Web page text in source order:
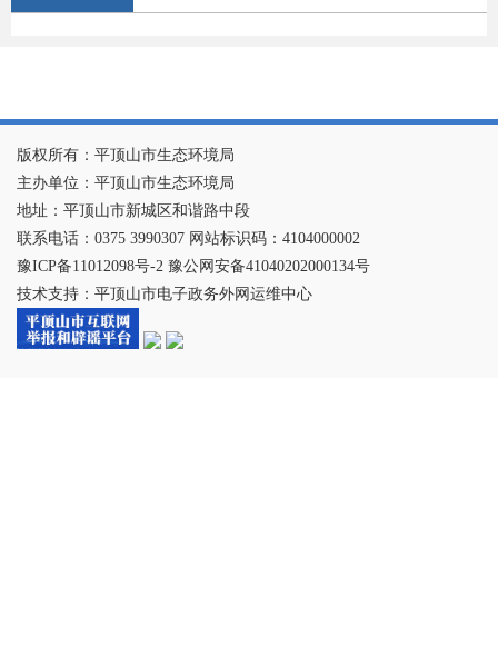
版权所有：平顶山市生态环境局
主办单位：平顶山市生态环境局
地址：平顶山市新城区和谐路中段
联系电话：0375 3990307 网站标识码：4104000002
豫ICP备11012098号-2 豫公网安备41040202000134号
技术支持：平顶山市电子政务外网运维中心